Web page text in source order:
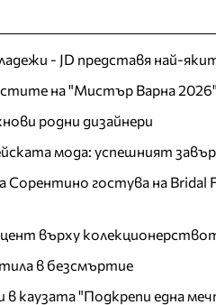
- JD представя най-
на "Мистър Варна 2026"
родни дизайнери
мода: успешният
гостува на Bridal
върху
в безсмъртие
в каузата "Подкрепи една